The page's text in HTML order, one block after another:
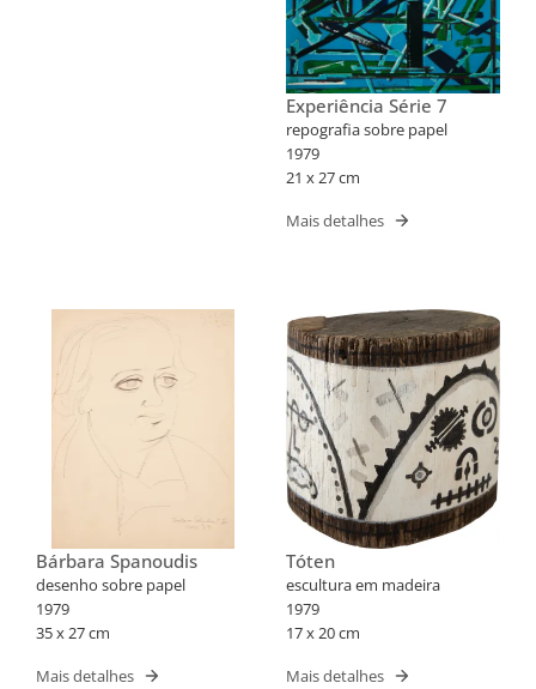
Experiência Série 7
repografia sobre papel
1979
21 x 27 cm
Mais detalhes
Bárbara Spanoudis
desenho sobre papel
1979
35 x 27 cm
Mais detalhes
Tóten
escultura em madeira
1979
17 x 20 cm
Mais detalhes